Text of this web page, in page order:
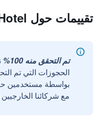
تقييمات حول Side World Star Hotel
تم التحقق منه 100%
الحجوزات التي تم
مع شركائنا